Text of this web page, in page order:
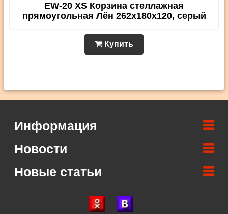
EW-20 XS Корзина стеллажная
прямоугольная Лён 262х180х120, серый
Купить
Информация
Новости
Новые статьи